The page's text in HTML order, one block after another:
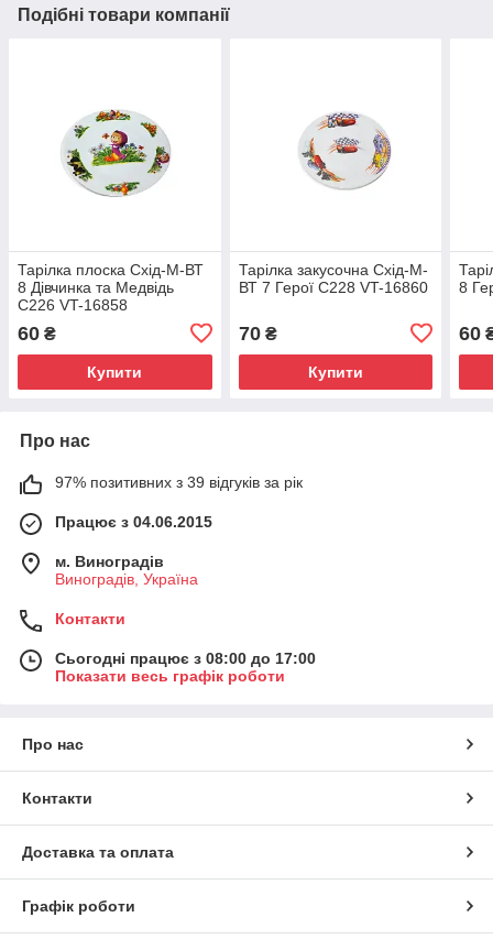
Подібні товари компанії
Тарілка плоска Схід-М-ВТ
8 Дівчинка та Медвідь
C226 VT-16858
60 ₴
Купити
Тарілка закусочна Схід-М-
ВТ 7 Герої C228 VT-16860
70₴
Купити
8
60
Про нас
97% позитивних з 39 відгуків за рік
Працює з 04.06.2015
м. Виноградів
Виноградів, Україна
Контакти
Сьогодні працює з 08:00 до 17:00
Показати весь графік роботи
Про нас
Контакти
Доставка та оплата
Графік роботи